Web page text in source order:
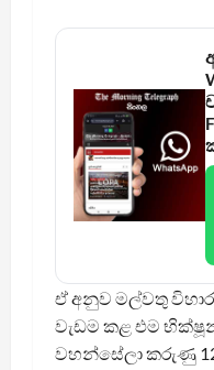
ඒ අනුව මල්වතු
වැඩම කළ එම
වහන්සේලා කරුණු